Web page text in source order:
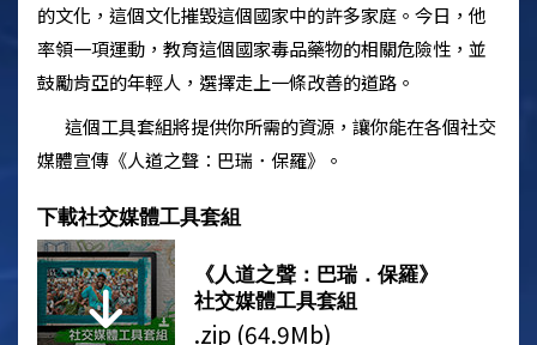
的文化，這個文化摧毀這個國家中的許多家庭。今日，他
率領一項運動，教育這個國家毒品藥物的相關危險性，並
鼓勵肯亞的年輕人，選擇走上一條改善的道路。
這個工具套組將提供你所需的資源，讓你能在各個社交
媒體宣傳 《人道之聲：巴瑞．保羅》 。
下載社交媒體工具套組
《人道之聲：巴瑞．保羅》
社交媒體工具套組
.zip (64.9Mb)